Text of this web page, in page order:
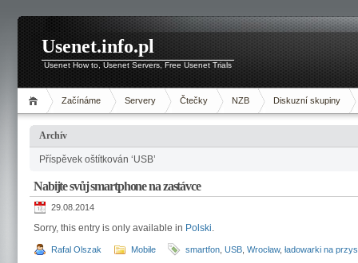
Usenet.info.pl
Usenet How to, Usenet Servers, Free Usenet Trials
Začínáme Servery Čtečky NZB Diskuzní skupiny
Archív
Příspěvek oštítkován ‘USB’
Nabijte svůj smartphone na zastávce
29.08.2014
Sorry, this entry is only available in Polski.
Rafal Olszak Mobile smartfon USB Wrocław, ładowarki na